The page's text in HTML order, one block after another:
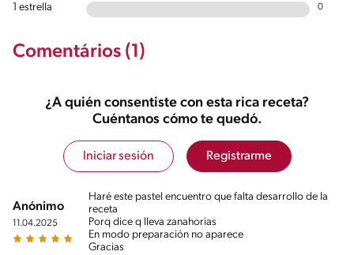
1 estrella 0
Comentários (1)
¿A quién consentiste con esta rica receta?
Cuéntanos cómo te quedó.
Iniciar sesión Registrarme
Anónimo
11.04.2025
Haré este pastel encuentro que falta desarrollo de la
receta
Porq dice q lleva zanahorias
En modo preparación no aparece
Gracias